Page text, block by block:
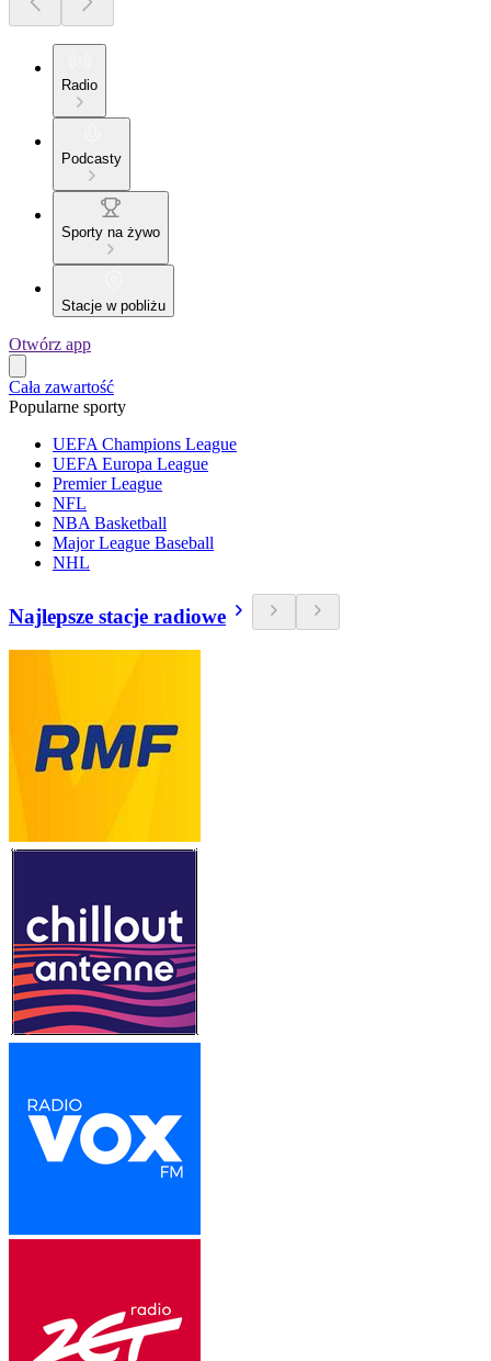
Radio
Podcasty
Sporty na żywo
Stacje w pobliżu
Otwórz app
Cała zawartość
Popularne sporty
UEFA Champions League
UEFA Europa League
Premier League
NFL
NBA Basketball
Major League Baseball
NHL
Najlepsze stacje radiowe